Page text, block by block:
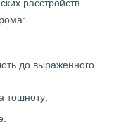
расстройств
до выраженного
тошноту;